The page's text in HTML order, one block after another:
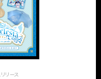
リース